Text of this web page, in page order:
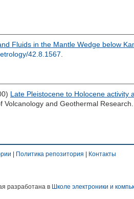
Fluids in the Mantle Wedge below
42.8.1567
Late Pleistocene to Holocene activity
Volcanology and Geothermal
Политика репозитория Контакты
разработана в Школе электроники и